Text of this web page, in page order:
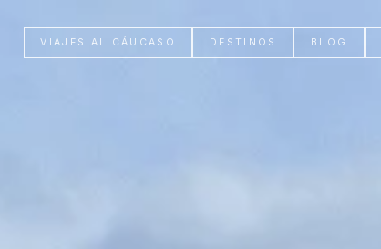
VIAJES AL CÁUCASO DESTINOS BLOG